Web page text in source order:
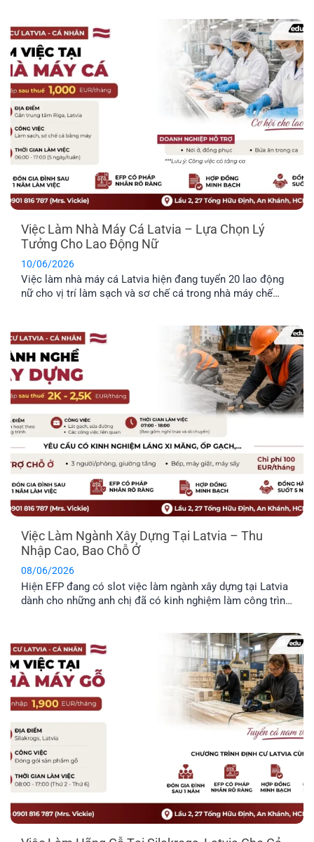
về môi trường sống, văn hóa và phúc lợi dành riêng cho
công dân.
Việc Làm Nhà Máy Cá Latvia – Lựa Chọn Lý
Tưởng Cho Lao Động Nữ
10/06/2026
Việc làm nhà máy cá Latvia hiện đang tuyển 20 lao động
nữ cho vị trí làm sạch và sơ chế cá trong nhà máy chế
chỗ ở. Đây là công việc rất [...]
Việc Làm Ngành Xây Dựng Tại Latvia – Thu
Nhập Cao, Bao Chỗ Ở
08/06/2026
Hiện EFP đang có slot việc làm ngành xây dựng tại Latvia
dành cho những anh chị đã có kinh nghiệm làm công trình
Trong bài viết dưới đây, anh [...]